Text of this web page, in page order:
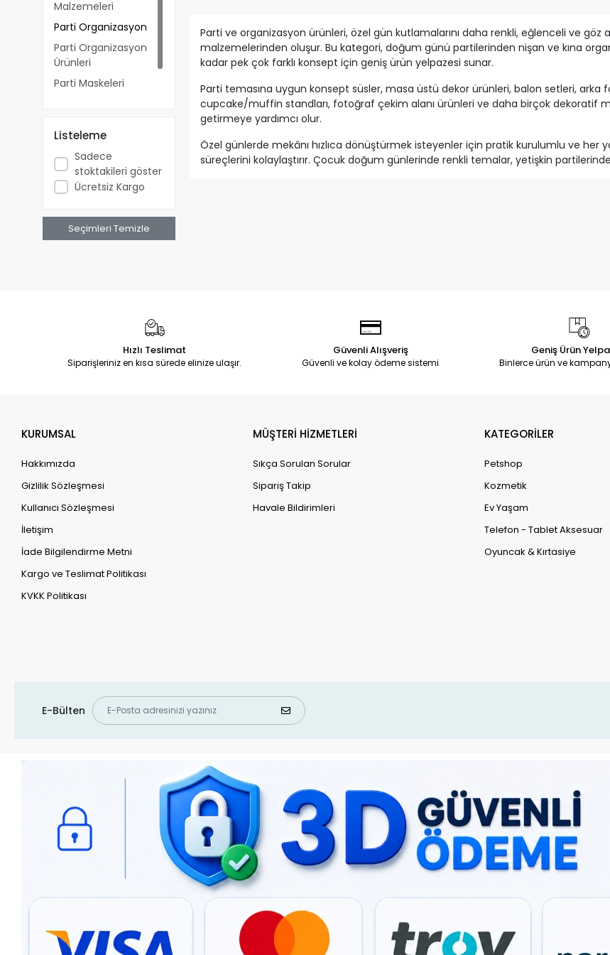
Malzemeleri
Parti Organizasyon
Parti Organizasyon
Ürünleri
Parti Maskeleri
Listeleme
Sadece
stoktakileri göster
Ücretsiz Kargo
Seçimleri Temizle
Parti ve organizasyon ürünleri, özel gün kutlamalarını daha renkli, eğlenceli ve göz
malzemelerinden oluşur. Bu kategori, doğum günü partilerinden nişan ve kına
kadar pek çok farklı konsept için geniş ürün yelpazesi sunar.
Parti temasına uygun konsept süsler, masa üstü dekor ürünleri, balon setleri, arka
cupcake/muffin standları, fotoğraf çekim alanı ürünleri ve daha birçok dekoratif
getirmeye yardımcı olur.
Özel günlerde mekânı hızlıca dönüştürmek isteyenler için pratik kurulumlu ve her
süreçlerini kolaylaştırır. Çocuk doğum günlerinde renkli temalar, yetişkin
Hızlı Teslimat
Siparişleriniz en kısa sürede elinize ulaşır.
Güvenli Alışveriş
Güvenli ve kolay ödeme sistemi
Geniş Ürün
Binlerce ürün ve
KURUMSAL
Hakkımızda
Gizlilik Sözleşmesi
Kullanıcı Sözleşmesi
İletişim
İade Bilgilendirme Metni
Kargo ve Teslimat Politikası
KVKK Politikası
MÜŞTERİ HİZMETLERİ
Sıkça Sorulan Sorular
Sipariş Takip
Havale Bildirimleri
KATEGORİLER
Petshop
Kozmetik
Ev Yaşam
Telefon - Tablet Aksesuar
Oyuncak & Kırtasiye
E-Bülten